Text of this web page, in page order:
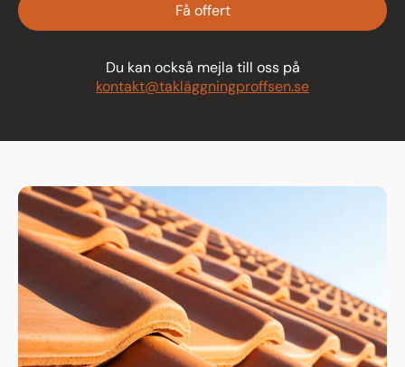
Få offert
Du kan också mejla till oss på
kontakt@takläggningproffsen.se